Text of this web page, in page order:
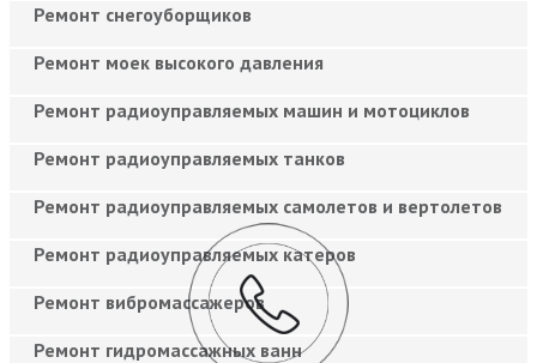
Ремонт снегоуборщиков
Ремонт моек высокого давления
Ремонт радиоуправляемых машин и мотоциклов
Ремонт радиоуправляемых танков
Ремонт радиоуправляемых самолетов и вертолетов
Ремонт радиоуправляемых катеров
Ремонт вибромассажеров
Ремонт гидромассажных ванн